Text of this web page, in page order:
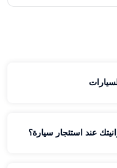
عند استئجار سيارة؟